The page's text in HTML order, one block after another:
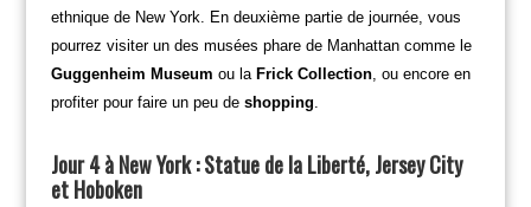
ethnique de New York. En deuxième partie de journée, vous
pourrez visiter un des musées phare de Manhattan comme le
Guggenheim Museum ou la Frick Collection, ou encore en
profiter pour faire un peu de shopping.
Jour 4 à New York : Statue de la Liberté, Jersey City
et Hoboken